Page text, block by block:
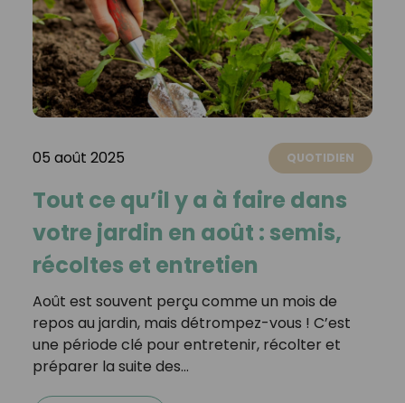
05 août 2025 QUOTIDIEN
Tout ce qu’il y a à faire dans
votre jardin en août : semis,
récoltes et entretien
Août est souvent perçu comme un mois de
repos au jardin, mais détrompez-vous ! C’est
une période clé pour entretenir, récolter et
préparer la suite des…